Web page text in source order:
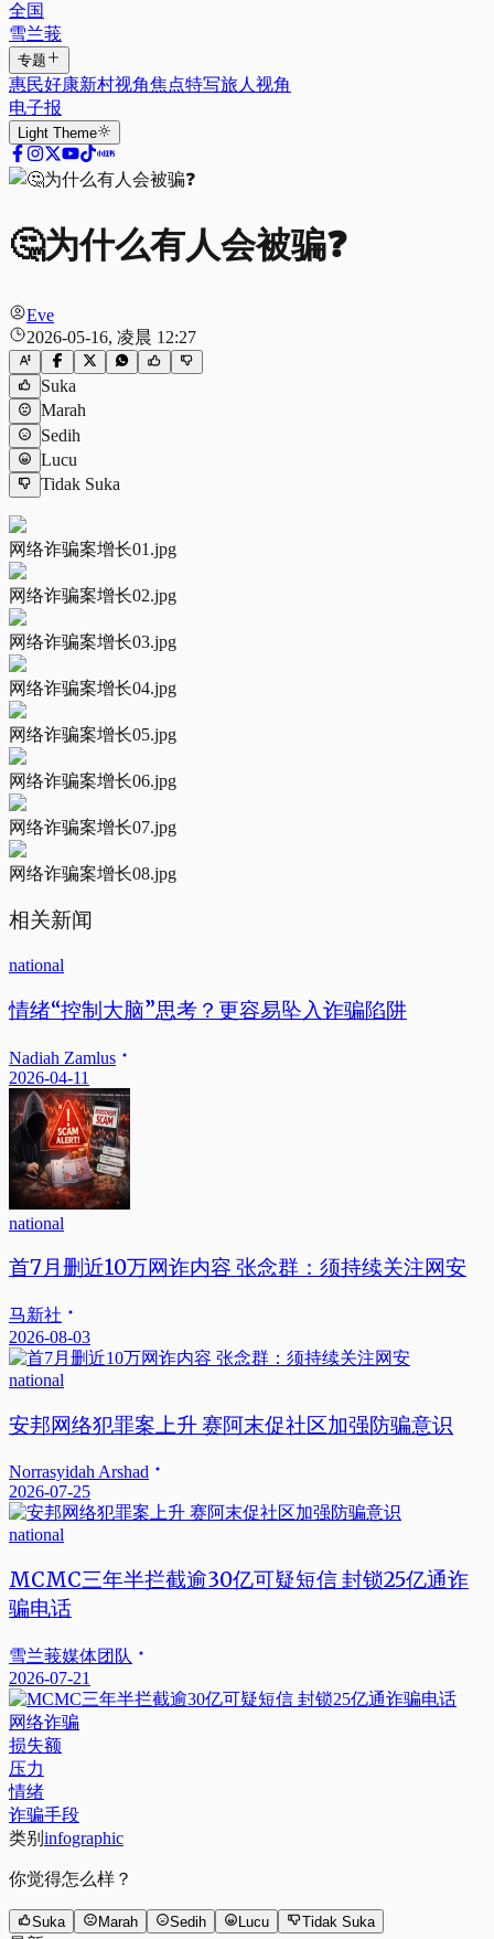
全国
雪兰莪
专题
惠民好康新村视角焦点特写旅人视角
电子报
Light Theme
🤔为什么有人会被骗❓
Eve
2026-05-16, 凌晨 12:27
Suka
Marah
Sedih
Lucu
Tidak Suka
网络诈骗案增长01.jpg
网络诈骗案增长02.jpg
网络诈骗案增长03.jpg
网络诈骗案增长04.jpg
网络诈骗案增长05.jpg
网络诈骗案增长06.jpg
网络诈骗案增长07.jpg
网络诈骗案增长08.jpg
相关新闻
national
情绪“控制大脑”思考？更容易坠入诈骗陷阱
Nadiah Zamlus
2026-04-11
national
首7月删近10万网诈内容 张念群：须持续关注网安
马新社
2026-08-03
national
安邦网络犯罪案上升 赛阿末促社区加强防骗意识
Norrasyidah Arshad
2026-07-25
national
MCMC三年半拦截逾30亿可疑短信 封锁25亿通诈
骗电话
雪兰莪媒体团队
2026-07-21
网络诈骗
损失额
压力
情绪
诈骗手段
类别 infographic
你觉得怎么样？
Suka Marah Sedih Lucu Tidak Suka